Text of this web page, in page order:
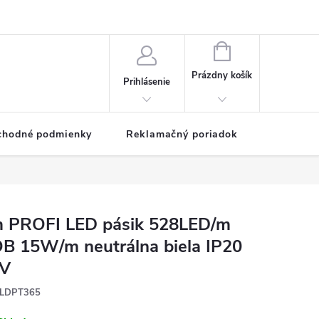
Prihlásenie
NÁKUPNÝ
KOŠÍK
Prázdny košík
podmienky Reklamačný poriadok
PROFI LED pásik 528LED/m
15W/m neutrálna biela IP20
LDPT365